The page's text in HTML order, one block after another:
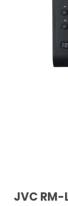
JVC RM-